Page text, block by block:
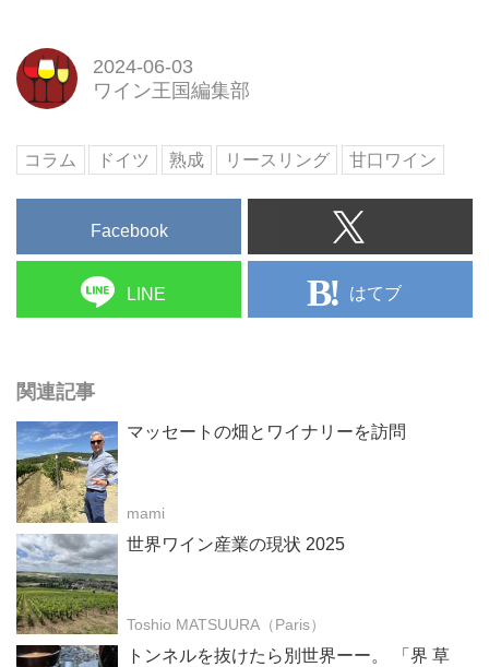
2024-06-03
ワイン王国編集部
コラム ドイツ 熟成 リースリング 甘口ワイン
Facebook
LINE はてブ
関連記事
マッセートの畑とワイナリーを訪問
mami
世界ワイン産業の現状 2025
Toshio MATSUURA（Paris）
トンネルを抜けたら別世界ーー。 「界 草